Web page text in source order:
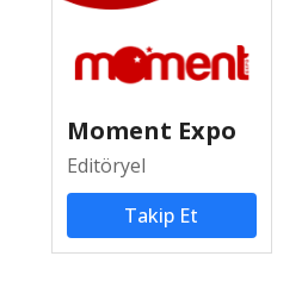
Moment Expo
Editöryel
Takip Et